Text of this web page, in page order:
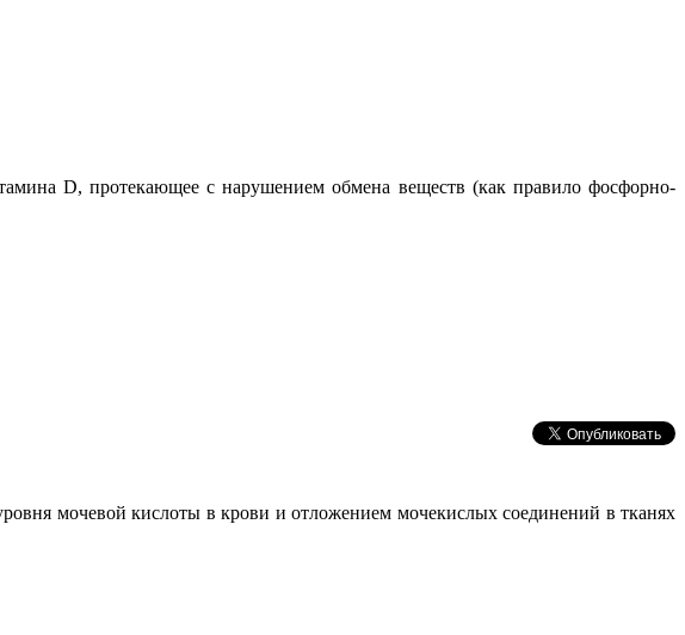
D, протекающее с нарушением обмена веществ (как правило фосфорно-
мочевой кислоты в крови и отложением мочекислых соединений в тканях